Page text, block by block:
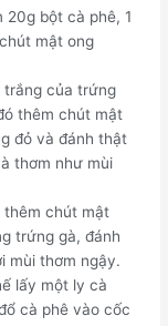
20g bột cà phê, 1
mật ong
trắng của trứng
thêm chút mật
đỏ và đánh thật
thơm như mùi
thêm chút mật
trứng gà, đánh
mùi thơm ngậy.
lấy một ly cà
cà phê vào cốc